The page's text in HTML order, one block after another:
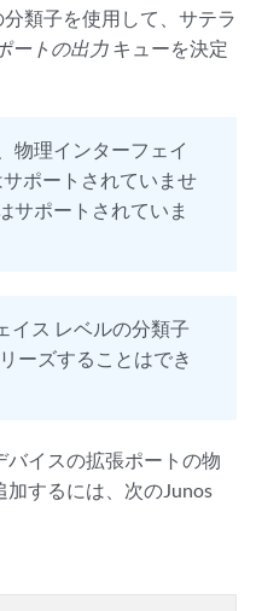
類子を使用して、サテラ
ートの出力 キューを決定
物理インターフェイ
ポートされていませ
サポートされていま
イス レベルの分類子
ーズすることはでき
イスの拡張ポートの物
するには、次のJunos